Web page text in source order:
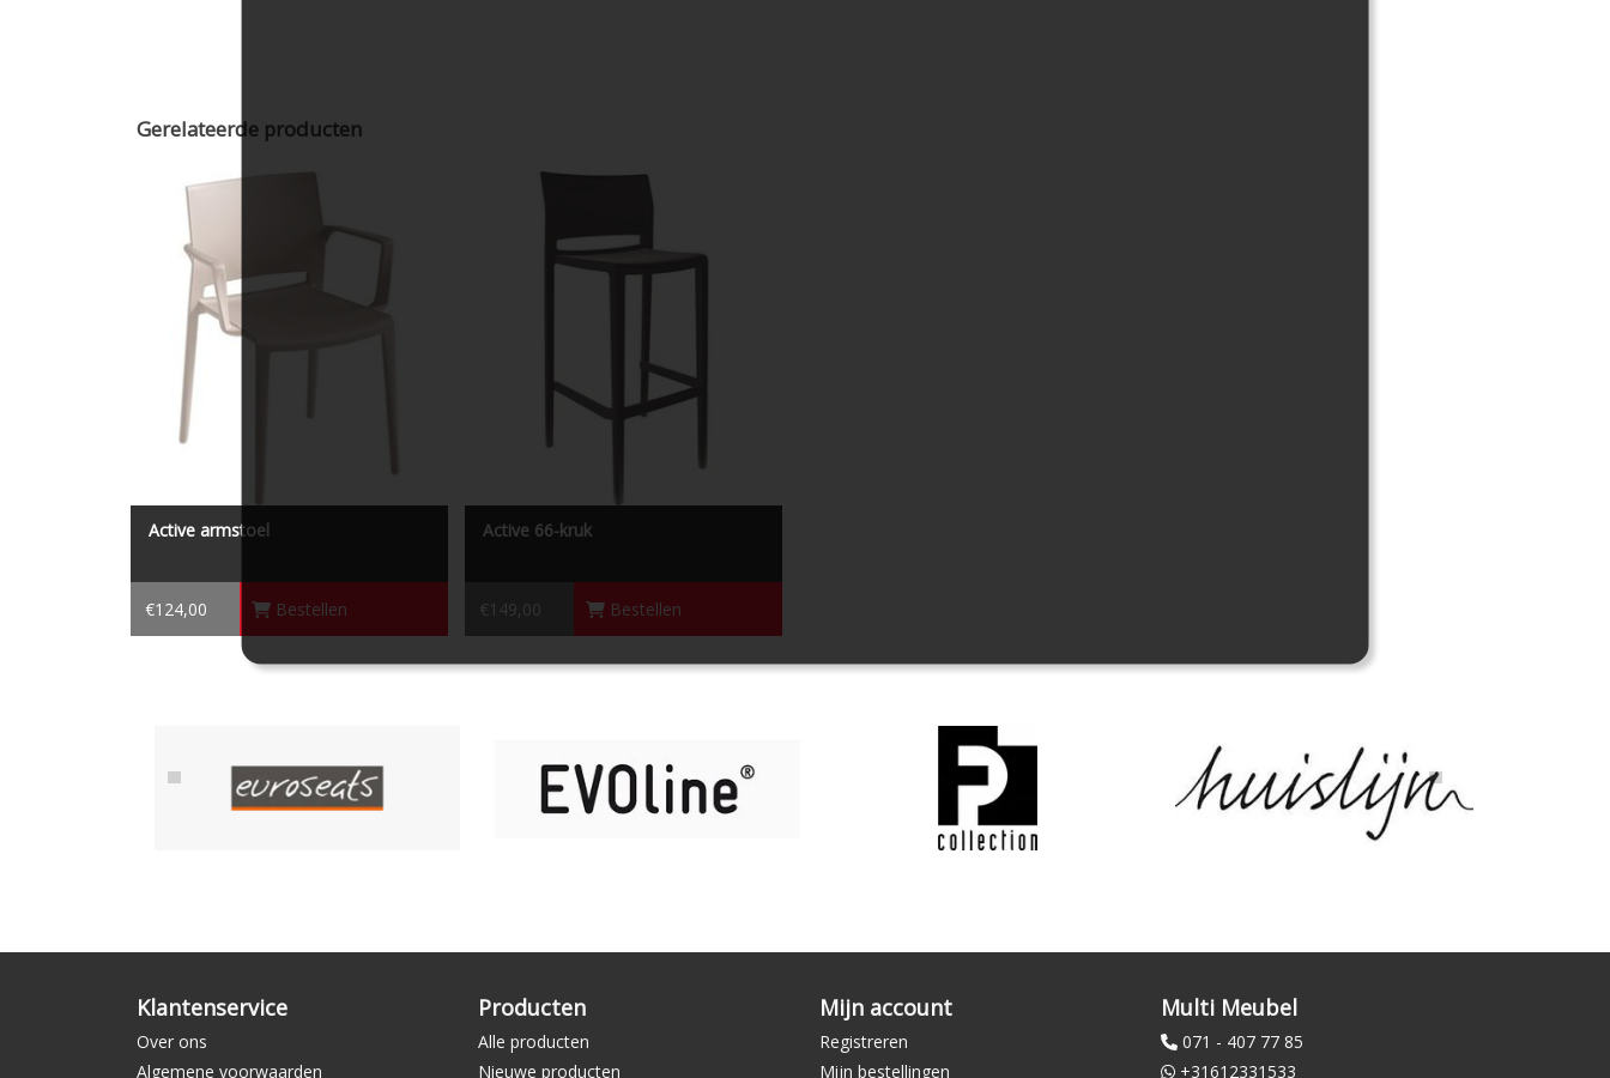
Gerelateerde producten
Active school-/kantinestoel met
Active armstoel
€124,00 Bestellen
Active 66- kunststof kruk
Active 66-kruk
€149,00 Bestellen
Klantenservice
Over ons
Algemene voorwaarden
Producten
Alle producten
Nieuwe producten
Mijn account
Registreren
Mijn bestellingen
Multi Meubel
071 - 407 77 85
+31612331533